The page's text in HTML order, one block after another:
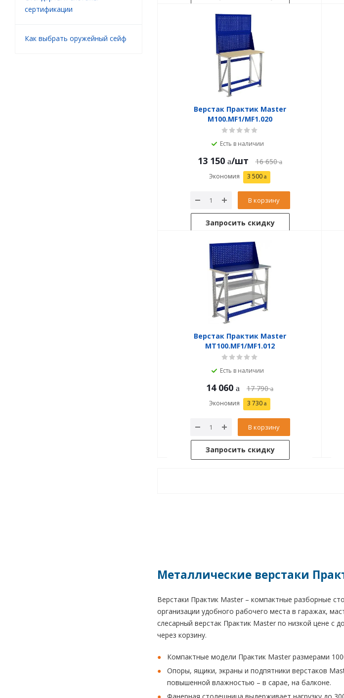
Верстак Практик Master
M100.MF1/MF1.020
Есть в наличии
13 150 /шт 16 650
Экономия 3 500
В корзину
Запросить скидку
Верстак Практик Master
MT100.MF1/MF1.012
Есть в наличии
14 060 17 790
Экономия 3 730
В корзину
Запросить скидку
Металлические верстаки
Верстаки Практик Master – компактные разборные
организации удобного рабочего места в гаражах,
слесарный верстак Практик Master по низкой цене с
через корзину.
Компактные модели Практик Master размерами
Опоры, ящики, экраны и подпятники верстаков
повышенной влажностью – в сарае, на балконе.
сертификации
Как выбрать оружейный сейф